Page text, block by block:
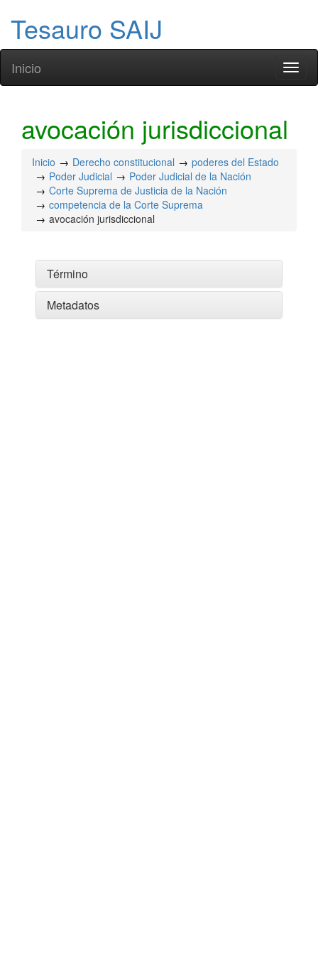
Tesauro SAIJ
Inicio
avocación jurisdiccional
Inicio Derecho constitucional
poderes del Estado
Poder Judicial
Poder Judicial de la Nación
Corte Suprema de Justicia de la Nación
competencia de la Corte Suprema
avocación jurisdiccional
Término
Metadatos